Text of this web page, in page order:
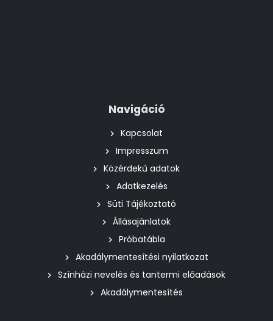
Navigáció
Kapcsolat
Impresszum
Közérdekű adatok
Adatkezelés
Süti Tájékoztató
Állásajánlatok
Próbatábla
Akadálymentesítési nyilatkozat
Színházi nevelés és tantermi előadások
Akadálymentesítés